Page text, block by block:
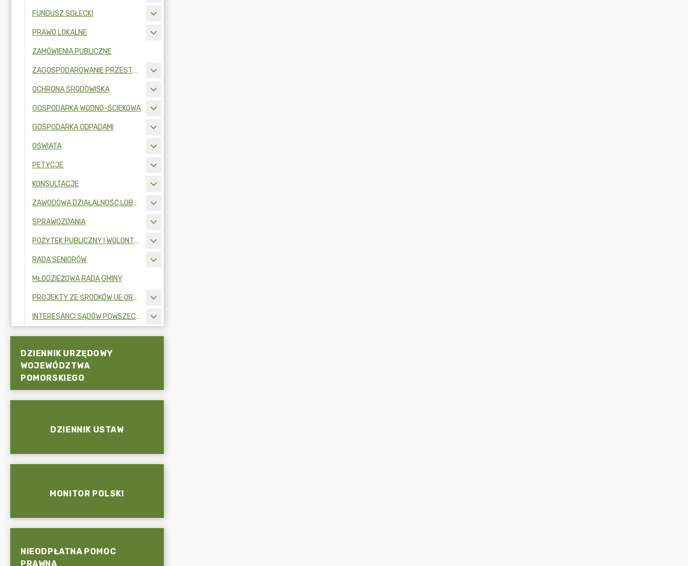
FUNDUSZ SOŁECKI
PRAWO LOKALNE
ZAMÓWIENIA PUBLICZNE
ZAGOSPODAROWANIE PRZESTRZENNE
OCHRONA ŚRODOWISKA
GOSPODARKA WODNO-ŚCIEKOWA
GOSPODARKA ODPADAMI
OŚWIATA
PETYCJE
KONSULTACJE
ZAWODOWA DZIAŁALNOŚĆ LOBBINGOWA
SPRAWOZDANIA
POŻYTEK PUBLICZNY I WOLONTARIAT
RADA SENIORÓW
MŁODZIEŻOWA RADA GMINY
PROJEKTY ZE ŚRODKÓW UE ORAZ FUNDUSZY ZEWNĘTRZNYCH
INTERESANCI SĄDÓW POWSZECHNYCH
DZIENNIK URZĘDOWY
WOJEWÓDZTWA
POMORSKIEGO
DZIENNIK USTAW
MONITOR POLSKI
NIEODPŁATNA POMOC
PRAWNA